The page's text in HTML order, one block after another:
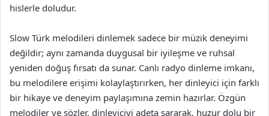
hislerle doludur.
Slow Türk melodileri dinlemek sadece bir müzik deneyimi
değildir; aynı zamanda duygusal bir iyileşme ve ruhsal
yeniden doğuş fırsatı da sunar. Canlı radyo dinleme imkanı,
bu melodilere erişimi kolaylaştırırken, her dinleyici için farklı
bir hikaye ve deneyim paylaşımına zemin hazırlar. Özgün
melodiler ve sözler, dinleyiciyi adeta sararak, huzur dolu bir